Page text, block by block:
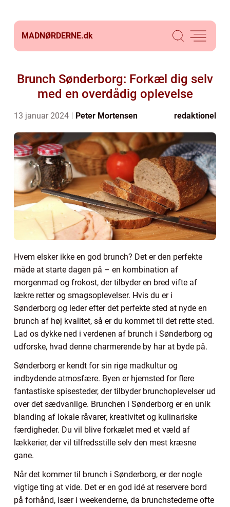
MADNØRDERNE.dk
Brunch Sønderborg: Forkæl dig selv
med en overdådig oplevelse
13 januar 2024 Peter Mortensen redaktionel
Hvem elsker ikke en god brunch? Det er den perfekte
måde at starte dagen på – en kombination af
morgenmad og frokost, der tilbyder en bred vifte af
lækre retter og smagsoplevelser. Hvis du er i
Sønderborg og leder efter det perfekte sted at nyde en
brunch af høj kvalitet, så er du kommet til det rette sted.
Lad os dykke ned i verdenen af brunch i Sønderborg og
udforske, hvad denne charmerende by har at byde på.
Sønderborg er kendt for sin rige madkultur og
indbydende atmosfære. Byen er hjemsted for flere
fantastiske spisesteder, der tilbyder brunchoplevelser ud
over det sædvanlige. Brunchen i Sønderborg er en unik
blanding af lokale råvarer, kreativitet og kulinariske
færdigheder. Du vil blive forkælet med et væld af
lækkerier, der vil tilfredsstille selv den mest kræsne
gane.
Når det kommer til brunch i Sønderborg, er der nogle
vigtige ting at vide. Det er en god idé at reservere bord
på forhånd, især i weekenderne, da brunchstederne ofte